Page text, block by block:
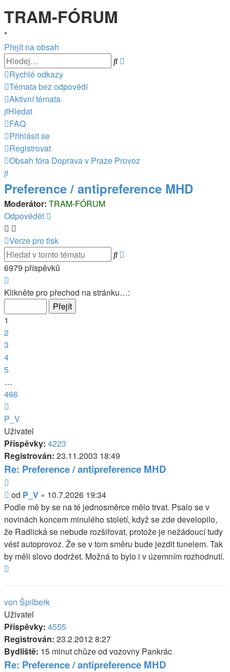
TRAM-FÓRUM
*
Přejít na obsah
Hledat
Rychlé odkazy
Témata bez odpovědí
Aktivní témata
Hledat
FAQ
Přihlásit se
Registrovat
Obsah fóra Doprava v Praze Provoz
Hledat
Preference / antipreference MHD
Moderátor: TRAM-FÓRUM
Odpovědět
Verze pro tisk
Hledat
6979 příspěvků
1
466
Klikněte pro přechod na stránku…:
1
2
3
4
5
…
466
P_V
Uživatel
Příspěvky: 4223
Registrován: 23.11.2003 18:49
Re: Preference / antipreference MHD
Příspěvek
od P_V » 10.7.2026 19:34
Podle mě by se na té jednosměrce mělo trvat. Psalo se v
novinách koncem minulého století, když se zde developilo,
že Radlická se nebude rozšiřovat, protože je nežádoucí tudy
vést autoprovoz. Že se v tom směru bude jezdit tunelem. Tak
by měli slovo dodržet. Možná to bylo i v územním rozhodnutí.
von Špilberk
Uživatel
Příspěvky: 4555
Registrován: 23.2.2012 8:27
Bydliště: 15 minut chůze od vozovny Pankrác
Re: Preference / antipreference MHD